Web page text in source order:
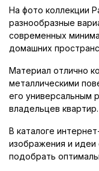
На фото коллекции
разнообразные
современных
домашних
Материал отлично
металлическими
его универсальным
владельцев квартир.
В каталоге
изображения и
подобрать